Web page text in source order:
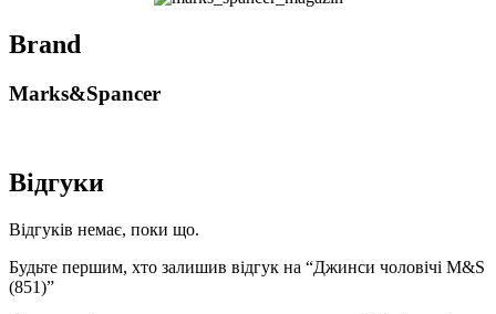
Brand
Marks&Spancer
Відгуки
Відгуків немає, поки що.
Будьте першим, хто залишив відгук на “Джинси чоловічі M&S
(851)”